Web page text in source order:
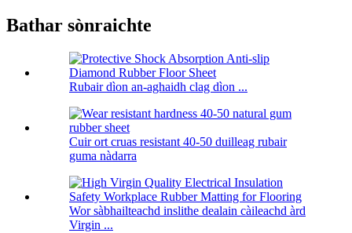
Bathar sònraichte
Rubair dìon an-aghaidh clag dìon ...
Cuir ort cruas resistant 40-50 duilleag rubair
guma nàdarra
Wor sàbhailteachd inslithe dealain càileachd àrd
Virgin ...